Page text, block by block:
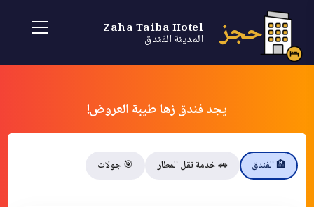
حجز Zaha Taiba Hotel
المدينة الفندق
يجد فندق زها طيبة العروض!
🏨 الفندق 🚗 خدمة نقل المطار 🎯 جولات